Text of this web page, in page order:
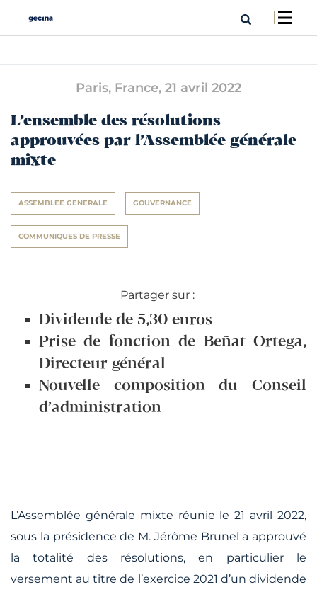
Paris, France, 21 avril 2022
L’ensemble des résolutions
approuvées par l’Assemblée générale
mixte
ASSEMBLEE GENERALE GOUVERNANCE
COMMUNIQUES DE PRESSE
Partager sur :
Dividende de 5,30 euros
Prise de fonction de Beñat Ortega,
Directeur général
Nouvelle composition du Conseil
d’administration
L’Assemblée générale mixte réunie le 21 avril 2022,
sous la présidence de M. Jérôme Brunel a approuvé
la totalité des résolutions, en particulier le
versement au titre de l’exercice 2021 d’un dividende